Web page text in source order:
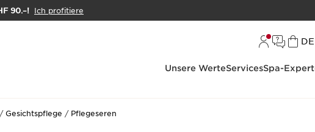
90.–! Ich profitiere
DE
Unsere WerteServicesSpa-
Gesichtspflege Pflegeseren